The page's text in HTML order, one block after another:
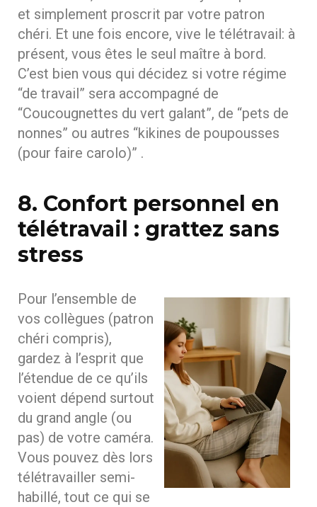
et simplement proscrit par votre patron
chéri. Et une fois encore, vive le télétravail: à
présent, vous êtes le seul maître à bord.
C’est bien vous qui décidez si votre régime
“de travail” sera accompagné de
“Coucougnettes du vert galant”, de “pets de
nonnes” ou autres “kikines de poupousses
(pour faire carolo)” .
8. Confort personnel en
télétravail : grattez sans
stress
Pour l’ensemble de
vos collègues (patron
chéri compris),
gardez à l’esprit que
l’étendue de ce qu’ils
voient dépend surtout
du grand angle (ou
pas) de votre caméra.
Vous pouvez dès lors
télétravailler semi-
habillé, tout ce qui se